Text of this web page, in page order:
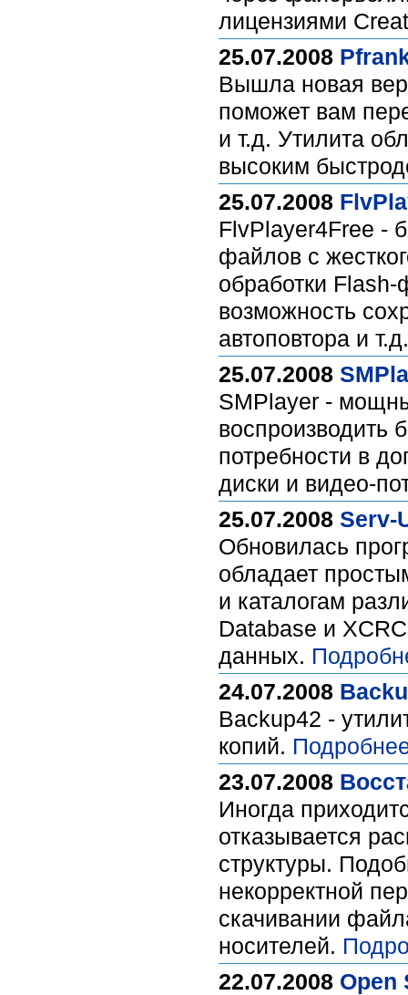
лицензиями
25.07.2008
Вышла новая
поможет вам
и т.д. Утилита
высоким
25.07.2008
FlvPlayer4Free -
файлов с
обработки
возможность
автоповтора и
25.07.2008
SMPlayer -
воспроизводить
потребности в
диски и видео-
25.07.2008 Serv-
Обновилась
обладает
и каталогам
Database и
данных.
24.07.2008
Backup42 -
копий.
23.07.2008
Иногда
отказывается
структуры.
некорректной
скачивании
носителей.
22.07.2008 Open